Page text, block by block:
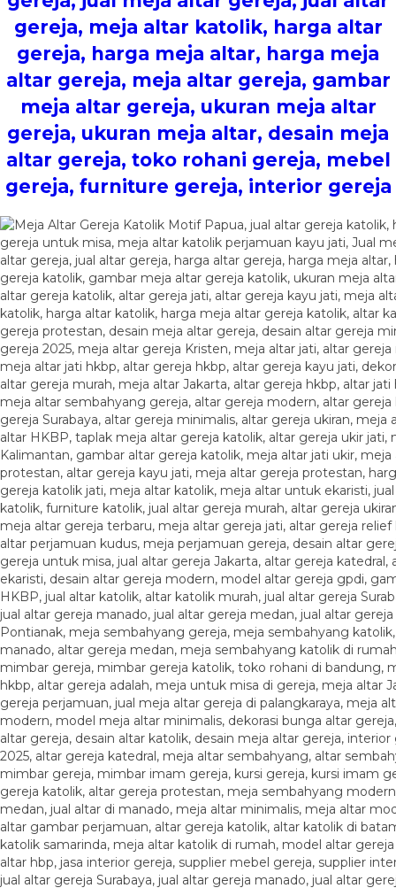
gereja, meja altar katolik, harga altar
gereja, harga meja altar, harga meja
altar gereja, meja altar gereja, gambar
meja altar gereja, ukuran meja altar
gereja, ukuran meja altar, desain meja
altar gereja, toko rohani gereja, mebel
gereja, furniture gereja, interior gereja